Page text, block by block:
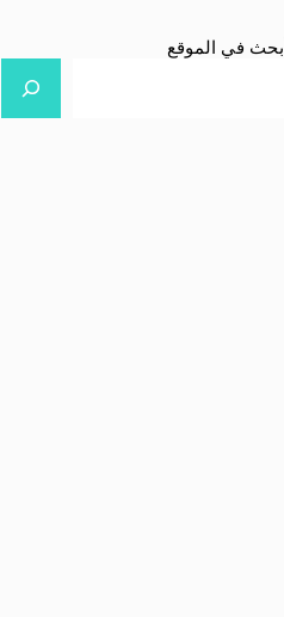
أبحث في الموقع